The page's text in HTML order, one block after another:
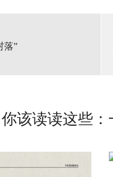
落”
你该读读这些